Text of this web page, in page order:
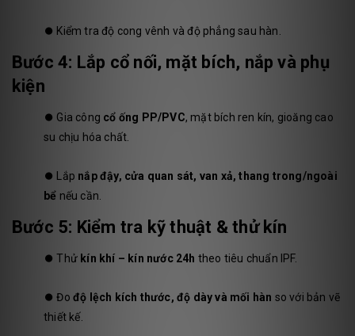
⏺️ Kiểm tra độ cong vênh và độ phẳng sau hàn.
Bước 4: Lắp cổ nối, mặt bích, nắp và phụ
kiện
⏺️ Gia công cổ ống PP/PVC, mặt bích ren kín, gioăng cao
su chịu hóa chất.
⏺️ Lắp nắp đậy, cửa quan sát, van xả, thang trong/ngoài
bể nếu cần.
Bước 5: Kiểm tra kỹ thuật & thử kín
⏺️Thử kín khí – kín nước 24h theo tiêu chuẩn IPF.
⏺️Đođộ lệch kích thước, độ dày và mối hàn so với bản vẽ
thiết kế.